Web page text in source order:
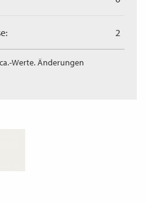
2
Werte. Änderungen